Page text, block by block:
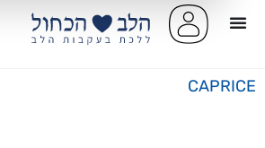
CAPRICE